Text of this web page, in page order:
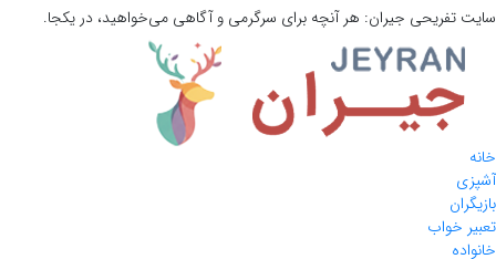
سایت تفریحی جیران: هر آنچه برای سرگرمی و آگاهی می‌خواهید، در یکجا.
خانه
آشپزی
بازیگران
تعبیر خواب
خانواده